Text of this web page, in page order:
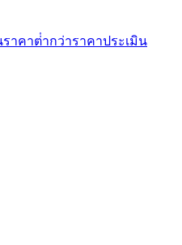
าคาต่ํากว่าราคาประเมิน